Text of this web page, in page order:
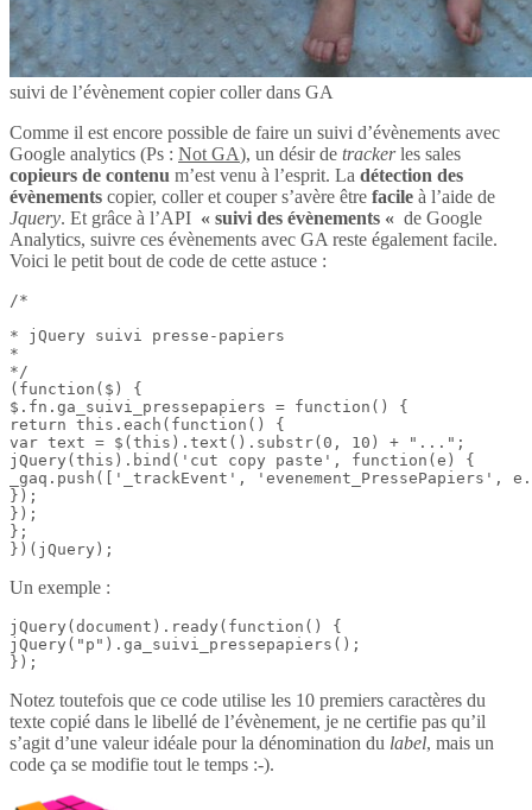
suivi de l’évènement copier coller dans GA
Comme il est encore possible de faire un suivi d’évènements avec
Google analytics (Ps : Not GA), un désir de trackerles sales
copieurs de contenu m’est venu à l’esprit. La détection des
évènements copier, coller et couper s’avère être facile à l’aide de
Jquery. Et grâce à l’API « suivi des évènements « de Google
Analytics, suivre ces évènements avec GA reste également facile.
Voici le petit bout de code de cette astuce :
/*
* jQuery suivi presse-papiers
*
*/
(function($) {
$.fn.ga_suivi_pressepapiers = function() {
return this.each(function() {
var text = $(this).text().substr(0, 10) + "...";
jQuery(this).bind('cut copy paste', function(e) {
_gaq.push(['_trackEvent', 'evenement_PressePapiers',
});
});
};
})(jQuery);
Un exemple :
jQuery(document).ready(function() {
jQuery("p").ga_suivi_pressepapiers();
});
Notez toutefois que ce code utilise les 10 premiers caractères du
texte copié dans le libellé de l’évènement, je ne certifie pas qu’il
s’agit d’une valeur idéale pour la dénomination du label, mais un
code ça se modifie tout le temps :-).